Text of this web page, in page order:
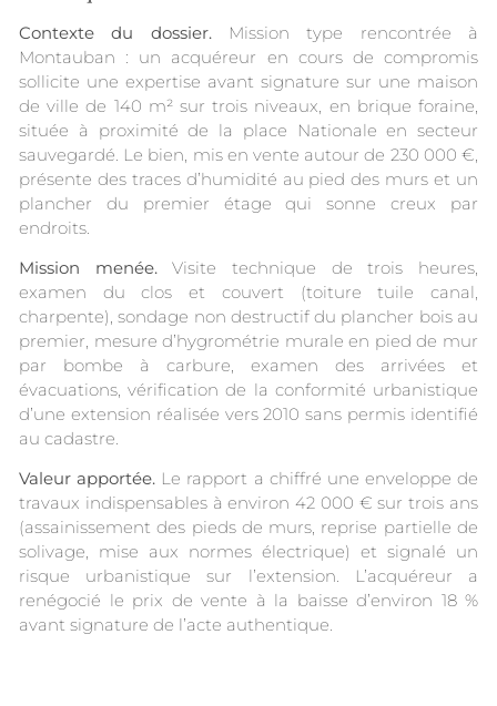
Contexte du dossier. Mission type rencontrée à
Montauban : un acquéreur en cours de compromis
sollicite une expertise avant signature sur une maison
de ville de 140 m² sur trois niveaux, en brique foraine,
située à proximité de la place Nationale en secteur
sauvegardé. Le bien, mis en vente autour de 230 000 €,
présente des traces d’humidité au pied des murs et un
plancher du premier étage qui sonne creux par
endroits.
Mission menée.Visite technique de trois heures,
examen du clos et couvert (toiture tuile canal,
charpente), sondage non destructif du plancher bois au
premier, mesure d’hygrométrie murale en pied de mur
par bombe à carbure, examen des arrivées et
évacuations, vérification de la conformité urbanistique
d’une extension réalisée vers 2010 sans permis identifié
au cadastre.
Valeur apportée. Le rapport a chiffré une enveloppe de
travaux indispensables à environ 42 000 € sur trois ans
(assainissement des pieds de murs, reprise partielle de
solivage, mise aux normes électrique) et signalé un
risque urbanistique sur l’extension. L’acquéreur a
renégocié le prix de vente à la baisse d’environ 18 %
avant signature de l’acte authentique.